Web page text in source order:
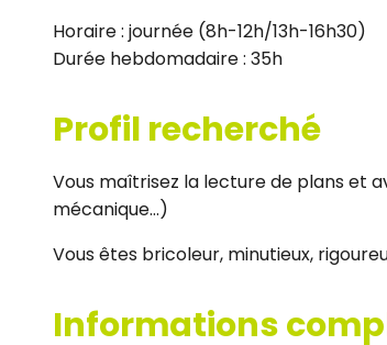
Horaire : journée (8h-12h/13h-16h30)
Durée hebdomadaire : 35h
Profil recherché
Vous maîtrisez la lecture de plans et
mécanique…)
Vous êtes bricoleur, minutieux,
Informations